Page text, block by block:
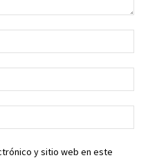
y sitio web en este